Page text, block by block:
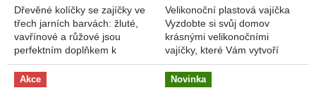
Dřevěné kolíčky se zajíčky ve
třech jarních barvách: žluté,
vavřínové a růžové jsou
perfektním doplňkem k
velikonočním projektům.
Zajíčci mají nadýchané ocásky
ve tvaru...
Velikonoční plastová vajíčka
Vyzdobte si svůj domov
krásnými velikonočními
vajíčky, které Vám vytvoří
okouzlující atmosféru
Velikonoc! Tuto dekoraci
můžete použít na
Akce Novinka